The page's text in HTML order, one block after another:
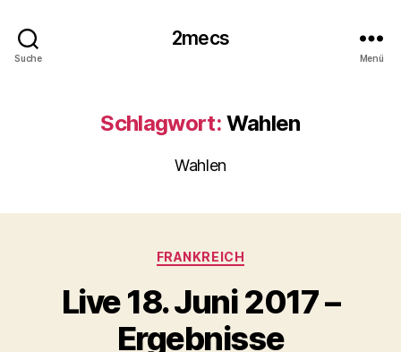
Suche
2mecs
Menü
Schlagwort: Wahlen
Wahlen
Kategorien
FRANKREICH
Live 18. Juni 2017 –
Ergebnisse